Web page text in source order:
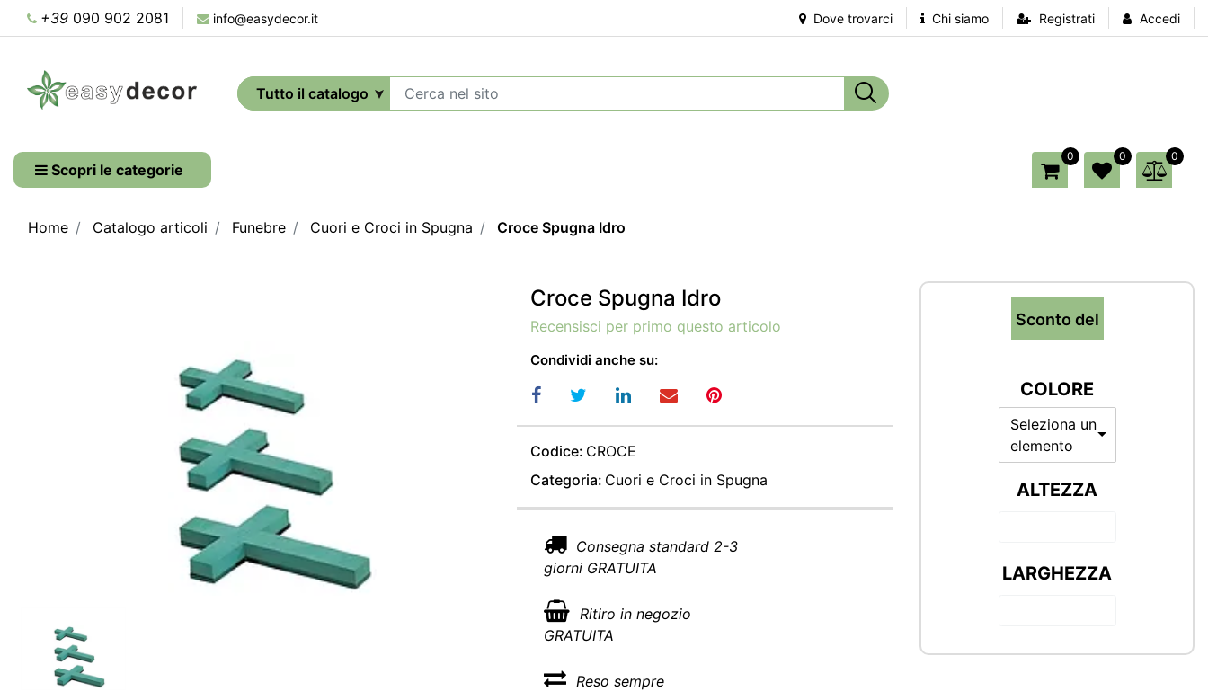
+39 090 902 2081 info@easydecor.it Dove trovarci Chi siamo Registrati Accedi
Scopri le categorie
0 0 0
Home Catalogo articoli Funebre Cuori e Croci in Spugna Croce Spugna Idro
Croce Spugna Idro
Recensisci per primo questo articolo
Condividi anche su:
Codice: CROCE
Categoria: Cuori e Croci in Spugna
Consegna standard 2-3
giorni GRATUITA
Ritiro in negozio
GRATUITA
Reso sempre
Sconto del
COLORE
Seleziona un
elemento
ALTEZZA
LARGHEZZA